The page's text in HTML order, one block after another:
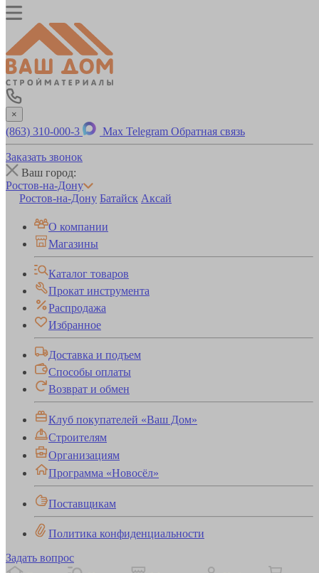
×
(863) 310-000-3 Max Telegram Обратная связь
Заказать звонок
Ваш город:
Ростов-на-Дону
Ростов-на-Дону Батайск Аксай
О компании
Магазины
Каталог товаров
Прокат инструмента
Распродажа
Избранное
Доставка и подъем
Способы оплаты
Возврат и обмен
Клуб покупателей «Ваш Дом»
Строителям
Организациям
Программа «Новосёл»
Поставщикам
Политика конфиденциальности
Задать вопрос